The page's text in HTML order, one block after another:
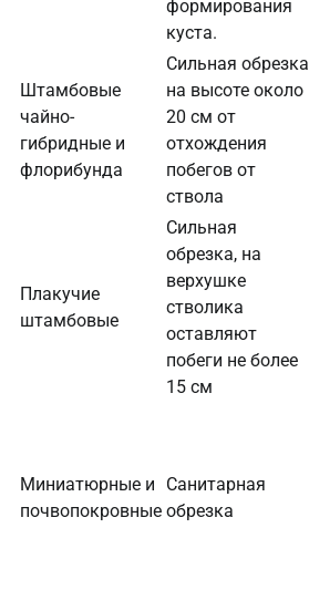
формирования
куста.
Штамбовые
чайно-
гибридные и
флорибунда
Сильная обрезка
на высоте около
20 см от
отхождения
побегов от
ствола
Плакучие
штамбовые
Сильная
обрезка, на
верхушке
стволика
оставляют
побеги не более
15 см
Миниатюрные и
почвопокровные
Санитарная
обрезка